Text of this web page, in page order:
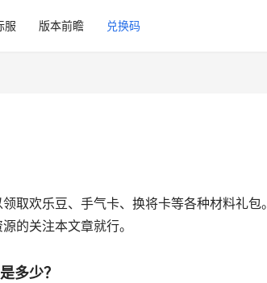
服 版本前瞻 兑换码
取欢乐豆、手气卡、换将卡等各种材料礼包。
的关注本文章就行。
多少？